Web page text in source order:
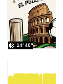
14′ 40″